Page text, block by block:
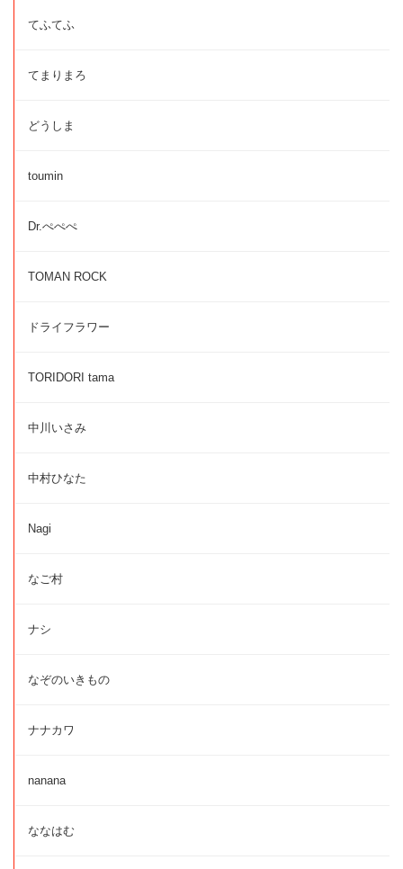
てふてふ
てまりまろ
どうしま
toumin
Dr.ぺぺぺ
TOMAN ROCK
ドライフラワー
TORIDORI tama
中川いさみ
中村ひなた
Nagi
なご村
ナシ
なぞのいきもの
ナナカワ
nanana
ななはむ